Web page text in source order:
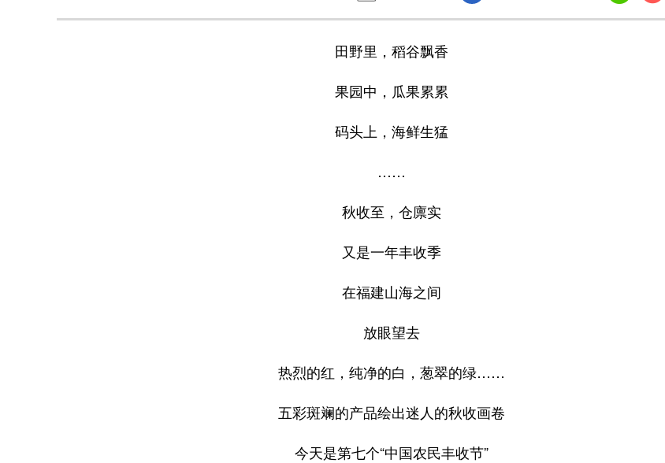
田野里，稻谷飘香
果园中，瓜果累累
码头上，海鲜生猛
……
秋收至，仓廪实
又是一年丰收季
在福建山海之间
放眼望去
热烈的红，纯净的白，葱翠的绿……
五彩斑斓的产品绘出迷人的秋收画卷
今天是第七个“中国农民丰收节”